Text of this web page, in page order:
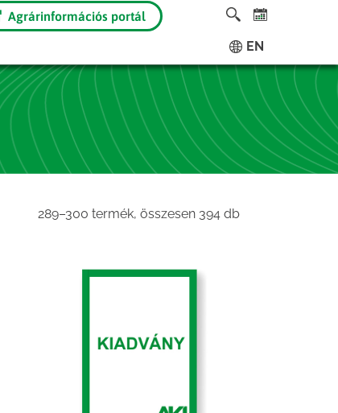
Agrárinformációs portál
EN
289–300 termék, összesen 394 dbSorted